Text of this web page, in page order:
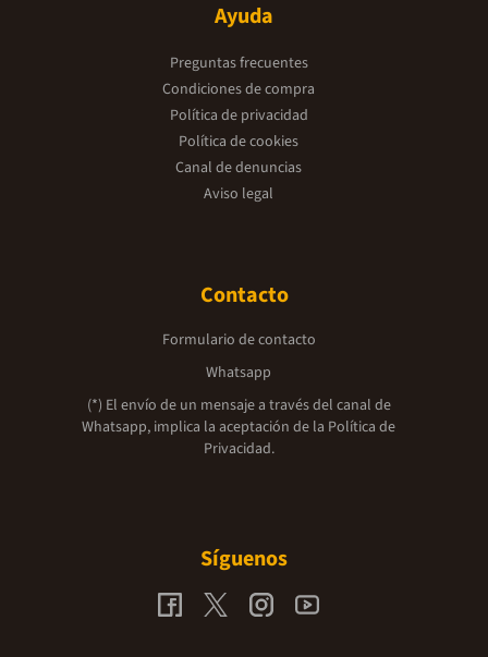
Ayuda
Preguntas frecuentes
Condiciones de compra
Política de privacidad
Política de cookies
Canal de denuncias
Aviso legal
Contacto
Formulario de contacto
Whatsapp
(*) El envío de un mensaje a través del canal de
Whatsapp, implica la aceptación de la Política de
Privacidad.
Síguenos